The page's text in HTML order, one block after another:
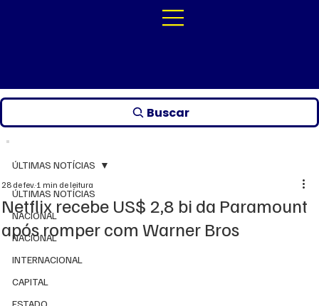
Buscar
ÚLTIMAS NOTÍCIAS
NACIONAL
NACIONAL
INTERNACIONAL
CAPITAL
ÚLTIMAS NOTÍCIAS
Netflix recebe US$ 2,8 bi da Paramount
após romper com Warner Bros
28 de fev.1 min de leitura